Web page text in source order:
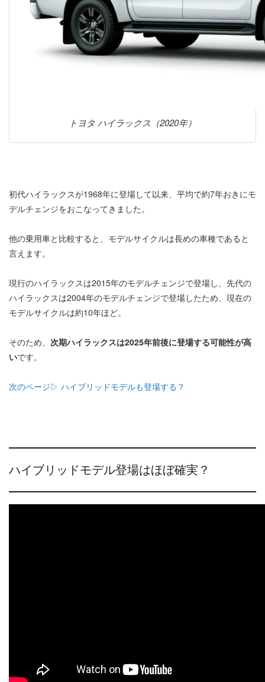
トヨタ ハイラックス（2020年）
初代ハイラックスが1968年に登場して以来、平均で約7年おきにモ
デルチェンジをおこなってきました。
他の乗用車と比較すると、モデルサイクルは長めの車種であると
言えます。
現行のハイラックスは2015年のモデルチェンジで登場し、先代の
ハイラックスは2004年のモデルチェンジで登場したため、現在の
モデルサイクルは約10年ほど。
そのため、 次期ハイラックスは2025年前後に登場する可能性が高
いです。
次のページ▷ ハイブリッドモデルも登場する？
ハイブリッドモデル登場はほぼ確実？